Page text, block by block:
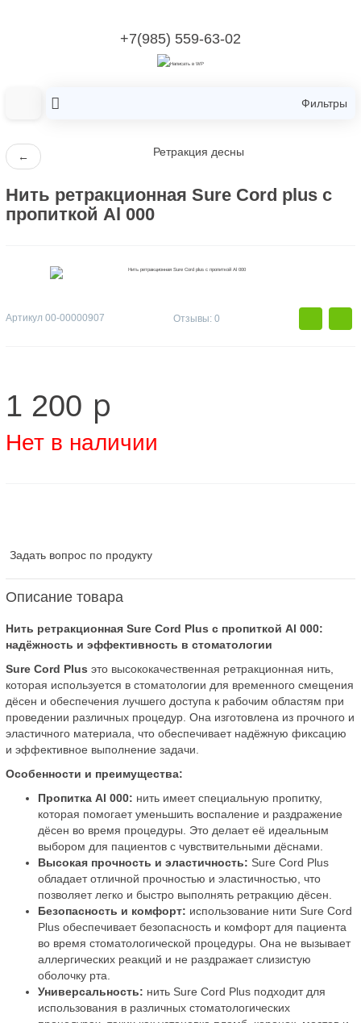
+7(985) 559-63-02
Фильтры
← Ретракция десны
Нить ретракционная Sure Cord plus с
пропиткой Al 000
Артикул 00-00000907 Отзывы: 0
1 200 p
Нет в наличии
Задать вопрос по продукту
Описание товара
Нить ретракционная Sure Cord Plus с пропиткой Al 000:
надёжность и эффективность в стоматологии
Sure Cord Plus это высококачественная ретракционная нить,
которая используется в стоматологии для временного смещения
дёсен и обеспечения лучшего доступа к рабочим областям при
проведении различных процедур. Она изготовлена из прочного и
эластичного материала, что обеспечивает надёжную фиксацию
и эффективное выполнение задачи.
Особенности и преимущества:
Пропитка Al 000: нить имеет специальную пропитку,
которая помогает уменьшить воспаление и раздражение
дёсен во время процедуры. Это делает её идеальным
выбором для пациентов с чувствительными дёснами.
Высокая прочность и эластичность: Sure Cord Plus
обладает отличной прочностью и эластичностью, что
позволяет легко и быстро выполнять ретракцию дёсен.
Безопасность и комфорт: использование нити Sure Cord
Plus обеспечивает безопасность и комфорт для пациента
во время стоматологической процедуры. Она не вызывает
аллергических реакций и не раздражает слизистую
оболочку рта.
Универсальность: нить Sure Cord Plus подходит для
использования в различных стоматологических